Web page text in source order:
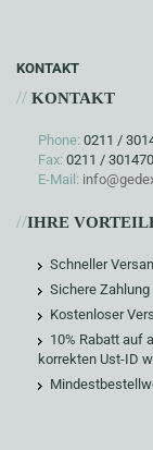
KONTAKT
// KONTAKT
Phone: 0211 /
Fax: 0211 /
E-Mail:
//IHRE
Schneller
Sichere Zahlung
Kostenloser
10% Rabatt auf
korrekten Ust-ID